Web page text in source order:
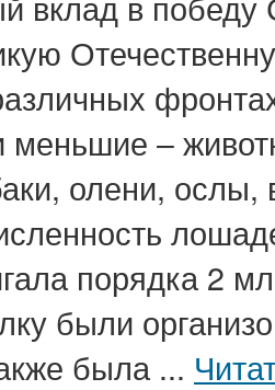
меньшие –
олени,
порядка 2
были
была ...